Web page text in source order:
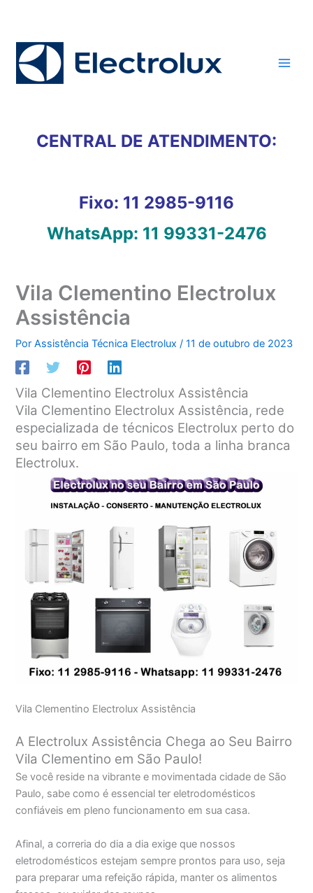
conteúdo
CENTRAL DE ATENDIMENTO:
Fixo: 11 2985-9116
WhatsApp: 11 99331-2476
Vila Clementino Electrolux
Assistência
PorAssistência Técnica Electrolux/11 de outubro de 2023
Vila Clementino Electrolux Assistência
Vila Clementino Electrolux Assistência, rede
especializada de técnicos Electrolux perto do
seu bairro em São Paulo, toda a linha branca
Electrolux.
Vila Clementino Electrolux Assistência
A Electrolux Assistência Chega ao Seu Bairro
Vila Clementino em São Paulo!
Se você reside na vibrante e movimentada cidade de São
Paulo, sabe como é essencial ter eletrodomésticos
confiáveis em pleno funcionamento em sua casa.
Afinal, a correria do dia a dia exige que nossos
eletrodomésticos estejam sempre prontos para uso, seja
para preparar uma refeição rápida, manter os alimentos